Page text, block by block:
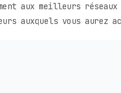
aux meilleurs réseaux
auxquels vous aurez